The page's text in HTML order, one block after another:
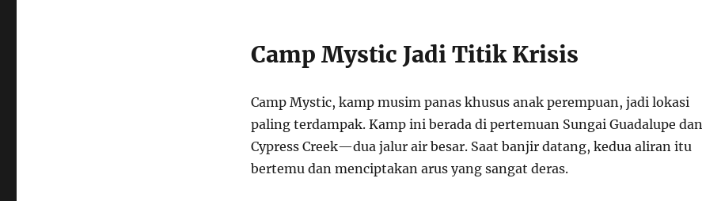
Camp Mystic Jadi Titik Krisis
Camp Mystic, kamp musim panas khusus anak perempuan, jadi lokasi
paling terdampak. Kamp ini berada di pertemuan Sungai Guadalupe dan
Cypress Creek—dua jalur air besar. Saat banjir datang, kedua aliran itu
bertemu dan menciptakan arus yang sangat deras.